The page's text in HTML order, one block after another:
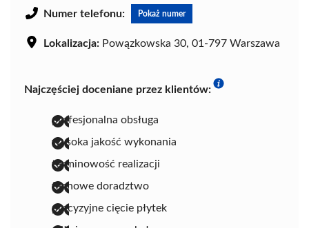
Numer telefonu: Pokaż numer
Lokalizacja: Powązkowska 30, 01-797 Warszawa
Najczęściej doceniane przez klientów:
profesjonalna obsługa
wysoka jakość wykonania
terminowość realizacji
fachowe doradztwo
precyzyjne cięcie płytek